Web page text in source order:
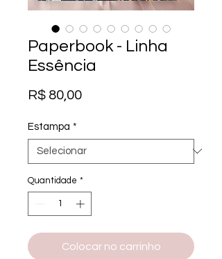
Paperbook - Linha
Essência
R$ 80,00Preço
Estampa *
Quantidade *
Colocar no carrinho